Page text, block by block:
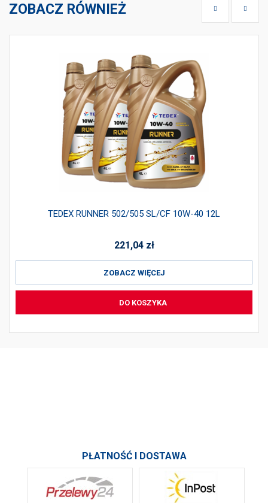
ZOBACZ RÓWNIEŻ
TEDEX RUNNER 502/505 SL/CF 10W-40 12L
221,04 zł
ZOBACZ WIĘCEJ
DO KOSZYKA
PŁATNOŚĆ I DOSTAWA